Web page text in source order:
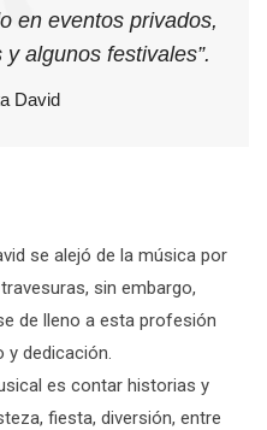
en eventos privados,
algunos festivales”.
David
se alejó de la música por
sin embargo,
de lleno a esta profesión
y dedicación.
es contar historias y
fiesta, diversión, entre